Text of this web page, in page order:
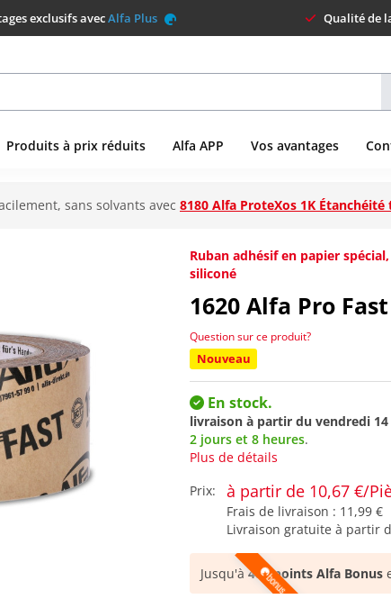
exclusifs avecAlfa Plus Qualité de
Produits à prix réduits Alfa APP Vos avantages
sans solvants avec 8180 Alfa ProteXos 1K
Ruban adhésif en papier
siliconé
1620 Alfa Pro Fast
Question sur ce produit?
Nouveau
En stock.
livraison à partir du vendredi
2 jours et 8 heures.
Plus de détails
Prix:
à partir de 10,67 €/
Frais de livraison : 11,99 €
Livraison gratuite à partir
Jusqu'à480 points Alfa Bonus